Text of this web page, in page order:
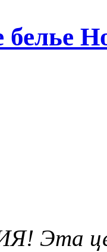
белье
Эта